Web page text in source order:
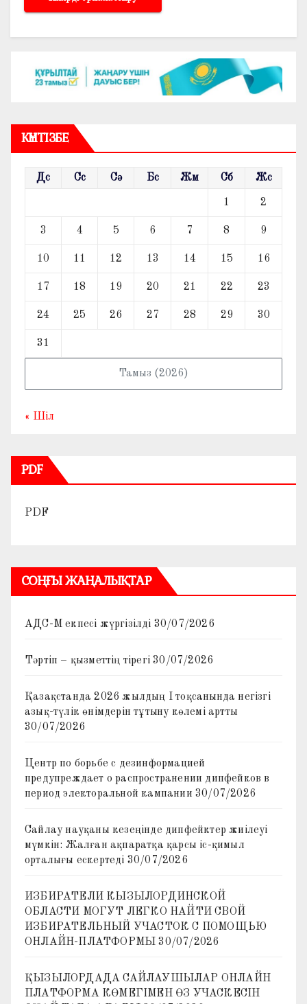
КҮНТІЗБЕ
Тамыз (2026)
Дс Сс Сә Бс Жм Сб Жс
1 2
3 4 5 6 7 8 9
10 11 12 13 14 15 16
17 18 19 20 21 22 23
24 25 26 27 28 29 30
31
« Шіл
PDF
PDF
СОҢҒЫ ЖАҢАЛЫҚТАР
АДС-М екпесі жүргізілді 30/07/2026
Тәртіп – қызметтің тірегі 30/07/2026
Қазақстанда 2026 жылдың I тоқсанында негізгі
азық-түлік өнімдерін тұтыну көлемі артты
30/07/2026
Центр по борьбе с дезинформацией
предупреждает о распространении дипфейков в
период электоральной кампании 30/07/2026
Сайлау науқаны кезеңінде дипфейктер жиілеуі
мүмкін: Жалған ақпаратқа қарсы іс-қимыл
орталығы ескертеді 30/07/2026
ИЗБИРАТЕЛИ КЫЗЫЛОРДИНСКОЙ
ОБЛАСТИ МОГУТ ЛЕГКО НАЙТИ СВОЙ
ИЗБИРАТЕЛЬНЫЙ УЧАСТОК С ПОМОЩЬЮ
ОНЛАЙН-ПЛАТФОРМЫ 30/07/2026
ҚЫЗЫЛОРДАДА САЙЛАУШЫЛАР ОНЛАЙН
ПЛАТФОРМА КӨМЕГІМЕН ӨЗ УЧАСКЕСІН